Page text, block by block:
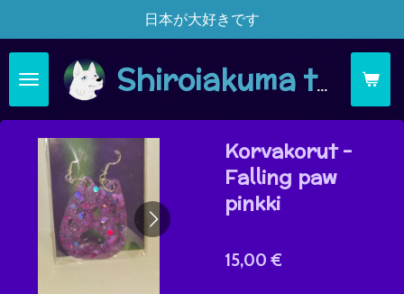
pääsisältöön
Shiroiakuma täsä moi
日本が大好きです
Korvakorut -
Falling paw
pinkki
15,00 €